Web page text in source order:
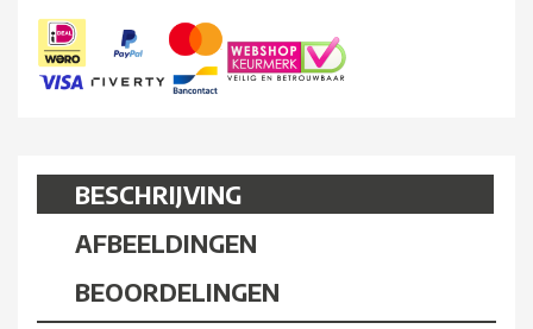
BESCHRIJVING
AFBEELDINGEN
BEOORDELINGEN